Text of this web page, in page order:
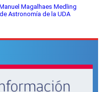
Magalhaes Medling
Astronomía de la UDA